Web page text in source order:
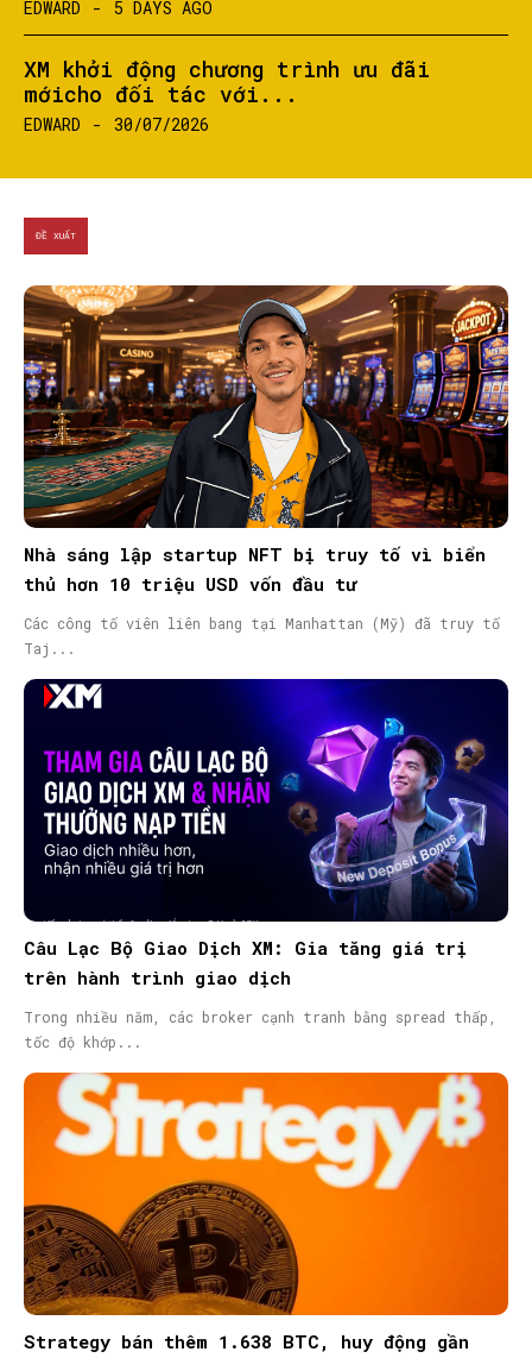
EDWARD - 5 DAYS AGO
XM khởi động chương trình ưu đãi
mớicho đối tác với...
EDWARD - 30/07/2026
ĐỀ XUẤT
Nhà sáng lập startup NFT bị truy tố vì biển
thủ hơn 10 triệu USD vốn đầu tư
Các công tố viên liên bang tại Manhattan (Mỹ) đã truy tố
Taj...
Câu Lạc Bộ Giao Dịch XM: Gia tăng giá trị
trên hành trình giao dịch
Trong nhiều năm, các broker cạnh tranh bằng spread thấp,
tốc độ khớp...
Strategy bán thêm 1.638 BTC, huy động gần